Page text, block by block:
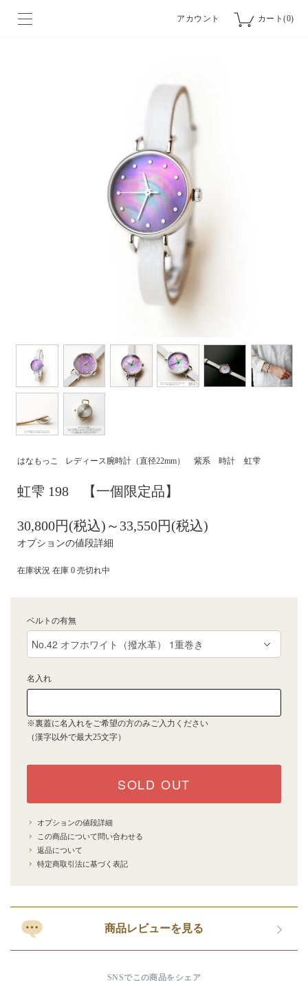
アカウント カート(0)
はなもっこ レディース腕時計（直径22mm） 紫系 時計 虹雫
虹雫 198 【一個限定品】
30,800円(税込)～33,550円(税込)
オプションの値段詳細
在庫状況 在庫 0 売切れ中
ベルトの有無
名入れ
※裏蓋に名入れをご希望の方のみご入力ください
（漢字以外で最大25文字）
SOLD OUT
オプションの値段詳細
この商品について問い合わせる
返品について
特定商取引法に基づく表記
商品レビューを見る
SNSでこの商品をシェア